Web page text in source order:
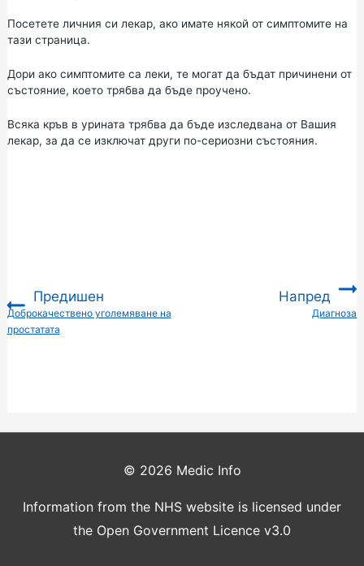
Посетете личния си лекар, ако имате някой от симптомите на
тази страница.
Дори ако симптомите са леки, те могат да бъдат причинени от
състояние, което трябва да бъде проучено.
Всяка кръв в урината трябва да бъде изследвана от Вашия
лекар, за да се изключат други по-сериозни състояния.
Предишен
:Доброкачествено уголемяване на
простатата
Напред
Диагноза
© 2026 Medic Info
Information from the NHS website is licensed under
the Open Government Licence v3.0